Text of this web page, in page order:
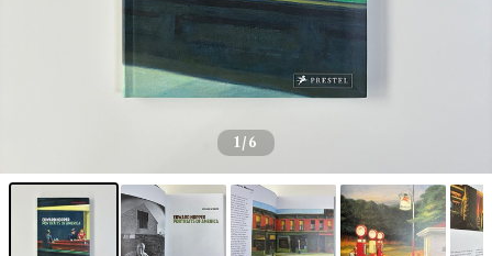
1/6